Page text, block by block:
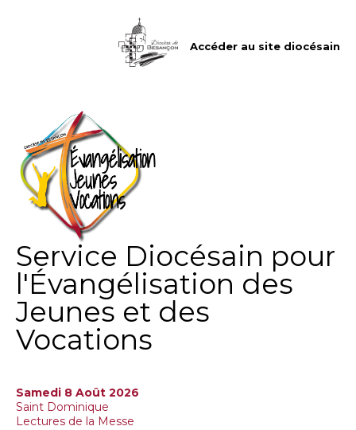
Accéder au site diocésain
Service Diocésain pour
l'Évangélisation des
Jeunes et des
Vocations
Samedi 8 Août 2026
Saint Dominique
Lectures de la Messe